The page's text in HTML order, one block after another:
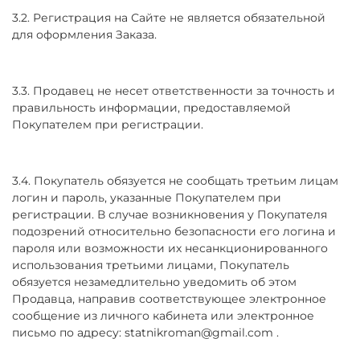
3.2. Регистрация на Сайте не является обязательной
для оформления Заказа.
3.3. Продавец не несет ответственности за точность и
правильность информации, предоставляемой
Покупателем при регистрации.
3.4. Покупатель обязуется не сообщать третьим лицам
логин и пароль, указанные Покупателем при
регистрации. В случае возникновения у Покупателя
подозрений относительно безопасности его логина и
пароля или возможности их несанкционированного
использования третьими лицами, Покупатель
обязуется незамедлительно уведомить об этом
Продавца, направив соответствующее электронное
сообщение из личного кабинета или электронное
письмо по адресу: statnikroman@gmail.com .